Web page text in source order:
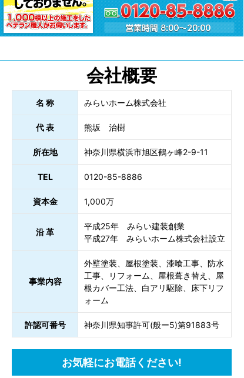
会社概要
名 称 みらいホーム株式会社
代 表 熊坂 治樹
所在地 神奈川県横浜市旭区鶴ヶ峰2-9-11
TEL 0120-85-8886
資本金 1,000万
沿 革
平成25年 みらい建装創業
平成27年 みらいホーム株式会社設立
事業内容
外壁塗装、屋根塗装、漆喰工事、防水
工事、リフォーム、屋根葺き替え、屋
根カバー工法、白アリ駆除、床下リフ
ォーム
許認可番号 神奈川県知事許可(般ー5)第91883号
お気軽にお電話ください!